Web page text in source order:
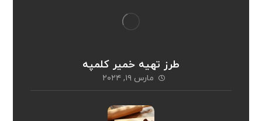
طرز تهیه خمیر کلمپه
مارس ۱۹, ۲۰۲۴